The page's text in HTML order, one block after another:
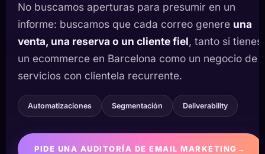
No buscamos aperturas para presumir en un
informe: buscamos que cada correo genere una
venta, una reserva o un cliente fiel, tanto si tienes
un ecommerce en Barcelona como un negocio de
servicios con clientela recurrente.
Automatizaciones Segmentación Deliverability
PIDE UNA AUDITORÍA DE EMAIL MARKETING →